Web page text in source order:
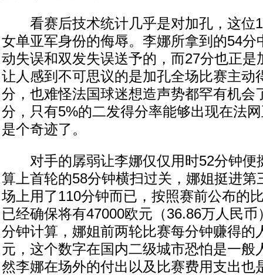
看赛后技术统计几乎是对加孔，这位
女单亚军身份的侮辱。李娜所拿到的54分
动失误和双发失误送予的，而27分也正是
让人感到不可思议的是加孔全场比赛主动
分，也难怪法国球迷想造声势都罕有机会
分，只有5%的二发得分率能够出现在法
是个奇迹了。
对手的孱弱让李娜仅仅用时52分钟便
算上首轮的58分钟横扫过关，娜姐挺进第
场上用了110分钟而已，按照赛前公布的
已经确保将有47000欧元（36.86万人民
分钟计算，娜姐前两轮比赛每分钟赚得的
元，这个数字在国内二级城市恐怕是一般
然李娜在场外的付出以及比赛费用支出也